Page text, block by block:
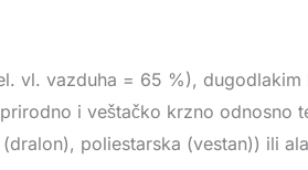
vl. vazduha = 65 %), dugodlakim
i veštačko krzno odnosno
poliestarska (vestan)) ili